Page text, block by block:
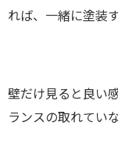
れば、一緒に塗装
壁だけ見ると良い
ランスの取れてい